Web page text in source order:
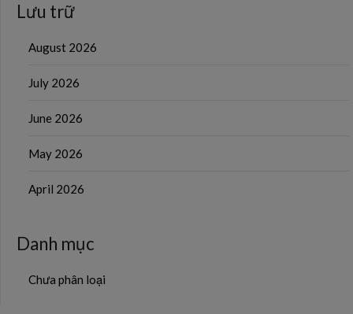
Lưu trữ
August 2026
July 2026
June 2026
May 2026
April 2026
Danh mục
Chưa phân loại